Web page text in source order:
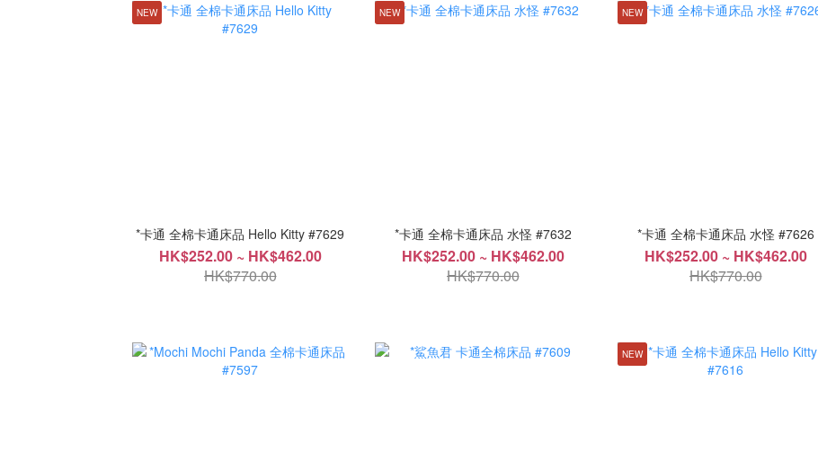
NEW
*卡通 全棉卡通床品 Hello Kitty #7629
HK$252.00 ~ HK$462.00
HK$770.00
NEW
*卡通 全棉卡通床品 水怪 #7632
HK$252.00 ~ HK$462.00
HK$770.00
NEW
*卡通 全棉卡通床品 水怪 #7626
HK$252.00 ~ HK$462.00
HK$770.00
NEW